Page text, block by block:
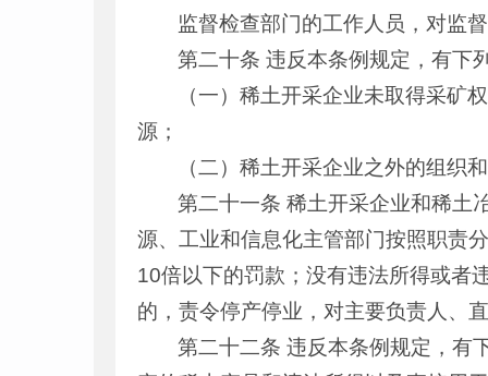
监督检查部门的工作人员，对监
第二十条 违反本条例规定，有下
（一）稀土开采企业未取得采矿
源；
（二）稀土开采企业之外的组织
第二十一条 稀土开采企业和稀土
源、工业和信息化主管部门按照职责
10倍以下的罚款；没有违法所得或者
的，责令停产停业，对主要负责人、
第二十二条 违反本条例规定，有